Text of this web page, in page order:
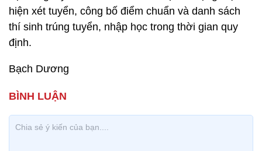
hiện xét tuyển, công bố điểm chuẩn và danh sách
thí sinh trúng tuyển, nhập học trong thời gian quy
định.
Bạch Dương